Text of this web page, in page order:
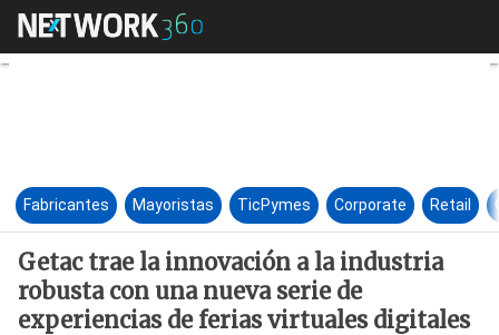
Getac trae la innovación a la
Fabricantes Mayoristas TicPymes Corporate Retail
Getac trae la innovación a la industria
robusta con una nueva serie de
experiencias de ferias virtuales digitales